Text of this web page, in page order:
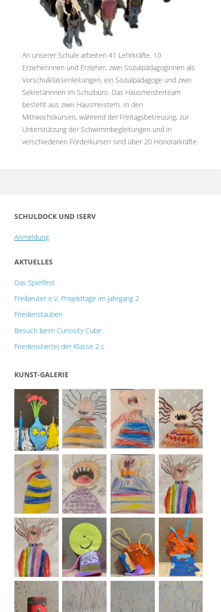
An unserer Schule arbeiten 41 Lehrkräfte, 10
Erzieherinnen und Erzieher, zwei Sozialpädagoginnen als
Vorschulklassenleitungen, ein Sozialpädagoge und zwei
Sekretärinnen im Schulbüro. Das Hausmeisterteam
besteht aus zwei Hausmeistern. In den
Mittwochskursen, während der Freitagsbetreuung, zur
Unterstützung der Schwimmbegleitungen und in
verschiedenen Förderkursen sind über 20 Honorarkräfte.
SCHULDOCK UND ISERV
Anmeldung
AKTUELLES
Das Spielfest
Freibeuter e.V. Projekttage im Jahrgang 2
Friedenstauben
Besuch beim Curiosity Cube
Friedenstier(e) der Klasse 2 c
KUNST-GALERIE